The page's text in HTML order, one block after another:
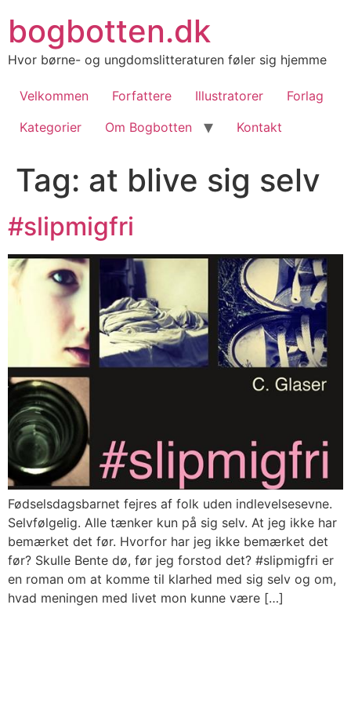
indhold
bogbotten.dk
Hvor børne- og ungdomslitteraturen føler sig hjemme
Velkommen Forfattere Illustratorer
Forlag
Kategorier
Om Bogbotten Kontakt
Tag: at blive sig selv
#slipmigfri
Fødselsdagsbarnet fejres af folk uden indlevelsesevne.
Selvfølgelig. Alle tænker kun på sig selv. At jeg ikke har
bemærket det før. Hvorfor har jeg ikke bemærket det
før? Skulle Bente dø, før jeg forstod det? #slipmigfri er
en roman om at komme til klarhed med sig selv og om,
hvad meningen med livet mon kunne være […]